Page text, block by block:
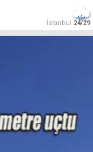
İstanbul 24/29